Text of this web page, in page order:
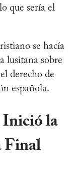
que sería el
se hacía
lusitana sobre
derecho de
española.
Inició la
Final